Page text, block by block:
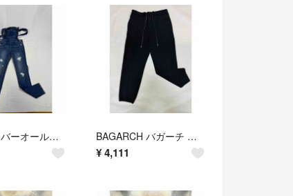
gyda オーバーオール スキニーデニム ダメージ M BAGARCH バガーチ ジョガーパンツ スウェットパンツ 黒 L
¥4,111